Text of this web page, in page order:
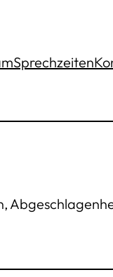
Sprechzeiten